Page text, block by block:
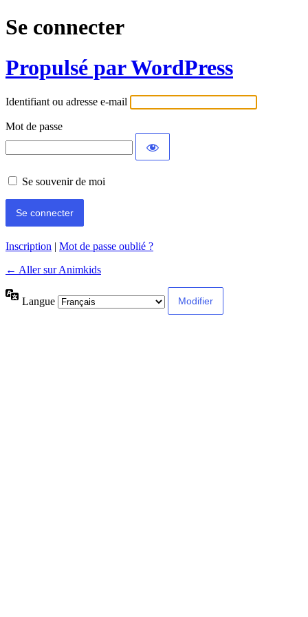
Se connecter
Propulsé par WordPress
Identifiant ou adresse e-mail
Mot de passe
Se souvenir de moi
Inscription | Mot de passe oublié ?
← Aller sur Animkids
Langue